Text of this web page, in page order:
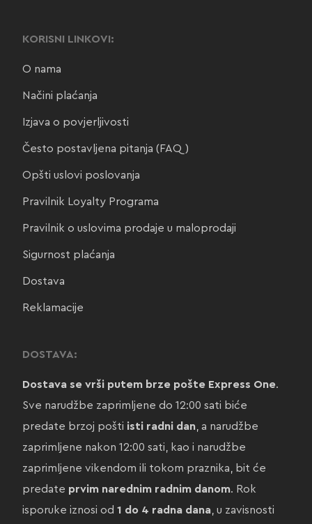
KORISNI LINKOVI:
O nama
Načini plaćanja
Izjava o povjerljivosti
Često postavljena pitanja (FAQ)
Opšti uslovi poslovanja
Pravilnik Loyalty Programa
Pravilnik o uslovima prodaje u maloprodaji
Sigurnost plaćanja
Dostava
Reklamacije
DOSTAVA:
Dostava se vrši putem brze pošte Express One.
Sve narudžbe zaprimljene do 12:00 sati biće
predate brzoj pošti isti radni dan, a narudžbe
zaprimljene nakon 12:00 sati, kao i narudžbe
zaprimljene vikendom ili tokom praznika, bit će
predate prvim narednim radnim danom. Rok
isporuke iznosi od 1 do 4 radna dana, u zavisnosti